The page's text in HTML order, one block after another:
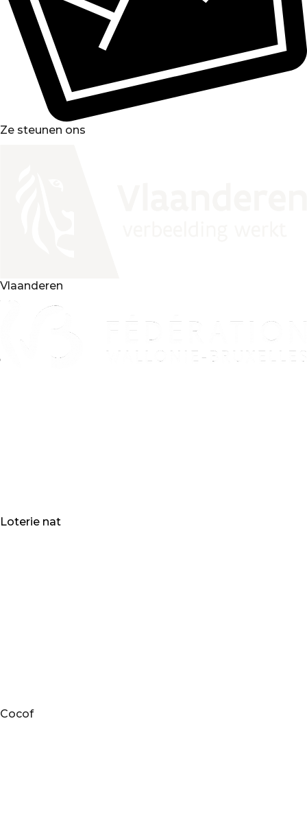
Ze steunen ons
Vlaanderen
Loterie nat
Cocof